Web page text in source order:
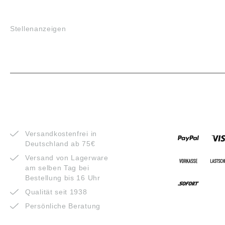
Stellenanzeigen
Versandkostenfrei in
Deutschland ab 75€
Versand von Lagerware
am selben Tag bei
Bestellung bis 16 Uhr
Qualität seit 1938
Persönliche Beratung